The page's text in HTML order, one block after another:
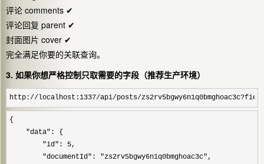
评论 comments ✔
评论回复 parent ✔
封面图片 cover ✔
完全满足你要的关联查询。
3. 如果你想严格控制只取需要的字段（推荐生产环境）
http://localhost:1337/api/posts/
{
"data" : {
"id": 5,
"documentId": "zs2rv5bgwy6n1q0bmghoac3c",